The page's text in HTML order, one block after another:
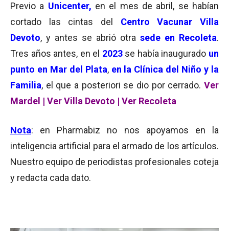
Previo a Unicenter, en el mes de abril, se habían
cortado las cintas del Centro Vacunar Villa
Devoto, y antes se abrió otra sede en Recoleta.
Tres años antes, en el 2023se había inaugurado un
punto en Mar del Plata, en la Clínica del Niño y la
Familia, el que a posteriori se dio por cerrado. Ver
Mardel | Ver Villa Devoto | Ver Recoleta
Nota: en Pharmabiz no nos apoyamos en la
inteligencia artificial para el armado de los artículos.
Nuestro equipo de periodistas profesionales coteja
y redacta cada dato.